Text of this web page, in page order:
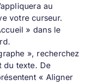
au
votre curseur.
» dans le
», recherchez
du texte. De
« Aligner